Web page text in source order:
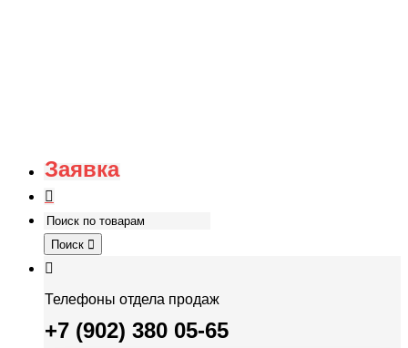
Заявка
Поиск
Телефоны отдела продаж
+7 (902) 380 05-65